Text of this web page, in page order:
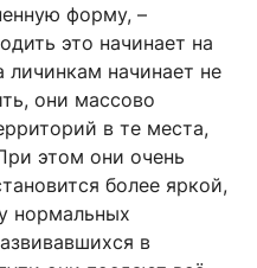
форму, –
это начинает на
личинкам начинает не
они массово
в те места,
этом они очень
более яркой,
нормальных
в